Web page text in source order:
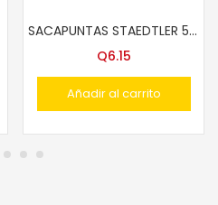
SACAPUNTAS STAEDTLER 510-10 MET?LICO
Q6.15
Añadir al carrito